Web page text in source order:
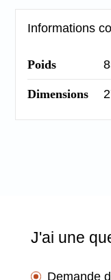
Informations
Poids
Dimensions
J'ai une
Demande